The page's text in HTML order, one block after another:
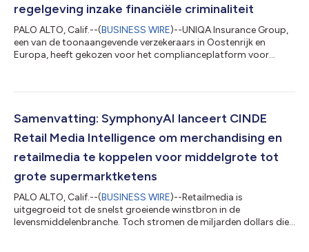
regelgeving inzake financiële criminaliteit
PALO ALTO, Calif.--(BUSINESS WIRE)--UNIQA Insurance Group,
een van de toonaangevende verzekeraars in Oostenrijk en
Europa, heeft gekozen voor het complianceplatform voor
om de klantonderzoeksprocedures (CDD) binnen de hele
activiteiten in 14 landen en ongeveer 17 miljoen klanten brengt
UNIQA een van de meest complexe complian...
Samenvatting: SymphonyAI lanceert CINDE
Retail Media Intelligence om merchandising en
retailmedia te koppelen voor middelgrote tot
grote supermarktketens
PALO ALTO, Calif.--(BUSINESS WIRE)--Retailmedia is
uitgegroeid tot de snelst groeiende winstbron in de
levensmiddelenbranche. Toch stromen de miljarden dollars die